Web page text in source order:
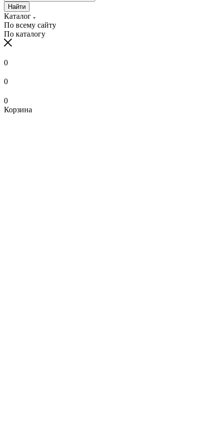
Найти
Каталог
По всему сайту
По каталогу
0
0
0
Корзина